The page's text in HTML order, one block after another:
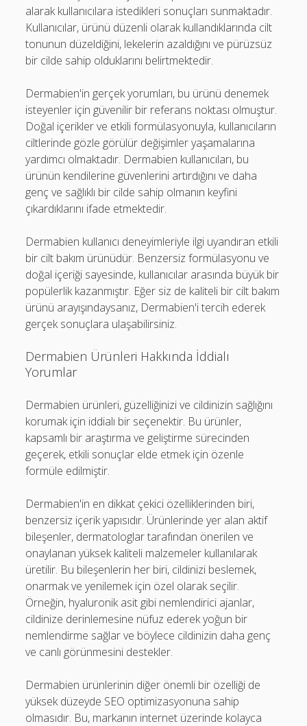
alarak kullanıcılara istedikleri sonuçları sunmaktadır.
Kullanıcılar, ürünü düzenli olarak kullandıklarında cilt
tonunun düzeldiğini, lekelerin azaldığını ve pürüzsüz
bir cilde sahip olduklarını belirtmektedir.
Dermabien'in gerçek yorumları, bu ürünü denemek
isteyenler için güvenilir bir referans noktası olmuştur.
Doğal içerikler ve etkili formülasyonuyla, kullanıcıların
ciltlerinde gözle görülür değişimler yaşamalarına
yardımcı olmaktadır. Dermabien kullanıcıları, bu
ürünün kendilerine güvenlerini artırdığını ve daha
genç ve sağlıklı bir cilde sahip olmanın keyfini
çıkardıklarını ifade etmektedir.
Dermabien kullanıcı deneyimleriyle ilgi uyandıran etkili
bir cilt bakım ürünüdür. Benzersiz formülasyonu ve
doğal içeriği sayesinde, kullanıcılar arasında büyük bir
popülerlik kazanmıştır. Eğer siz de kaliteli bir cilt bakım
ürünü arayışındaysanız, Dermabien'i tercih ederek
gerçek sonuçlara ulaşabilirsiniz.
Dermabien Ürünleri Hakkında İddialı
Yorumlar
Dermabien ürünleri, güzelliğinizi ve cildinizin sağlığını
korumak için iddialı bir seçenektir. Bu ürünler,
kapsamlı bir araştırma ve geliştirme sürecinden
geçerek, etkili sonuçlar elde etmek için özenle
formüle edilmiştir.
Dermabien'in en dikkat çekici özelliklerinden biri,
benzersiz içerik yapısıdır. Ürünlerinde yer alan aktif
bileşenler, dermatologlar tarafından önerilen ve
onaylanan yüksek kaliteli malzemeler kullanılarak
üretilir. Bu bileşenlerin her biri, cildinizi beslemek,
onarmak ve yenilemek için özel olarak seçilir.
Örneğin, hyaluronik asit gibi nemlendirici ajanlar,
cildinize derinlemesine nüfuz ederek yoğun bir
nemlendirme sağlar ve böylece cildinizin daha genç
ve canlı görünmesini destekler.
Dermabien ürünlerinin diğer önemli bir özelliği de
yüksek düzeyde SEO optimizasyonuna sahip
olmasıdır. Bu, markanın internet üzerinde kolayca